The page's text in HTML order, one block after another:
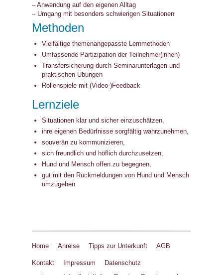
– Anwendung auf den eigenen Alltag
– Umgang mit besonders schwierigen Situationen
Methoden
Vielfältige themenangepasste Lernmethoden
Umfassende Partizipation der Teilnehmer(innen)
Transfersicherung durch Seminarunterlagen und
praktischen Übungen
Rollenspiele mit (Video-)Feedback
Lernziele
Situationen klar und sicher einzuschätzen,
ihre eigenen Bedürfnisse sorgfältig wahrzunehmen,
souverän zu kommunizieren,
sich freundlich und höflich durchzusetzen,
Hund und Mensch offen zu begegnen,
gut mit den Rückmeldungen von Hund und Mensch
umzugehen
Home Anreise Tipps zur Unterkunft AGB
Kontakt Impressum
Datenschutz